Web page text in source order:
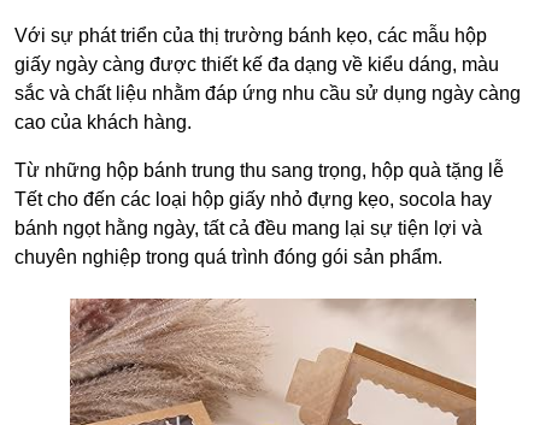
Với sự phát triển của thị trường bánh kẹo, các mẫu hộp
giấy ngày càng được thiết kế đa dạng về kiểu dáng, màu
sắc và chất liệu nhằm đáp ứng nhu cầu sử dụng ngày càng
cao của khách hàng.
Từ những hộp bánh trung thu sang trọng, hộp quà tặng lễ
Tết cho đến các loại hộp giấy nhỏ đựng kẹo, socola hay
bánh ngọt hằng ngày, tất cả đều mang lại sự tiện lợi và
chuyên nghiệp trong quá trình đóng gói sản phẩm.